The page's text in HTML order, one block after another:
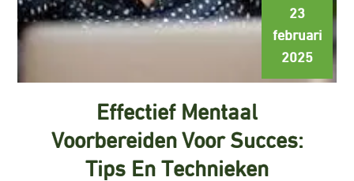
23
februari
2025
Effectief Mentaal
Voorbereiden Voor Succes:
Tips En Technieken